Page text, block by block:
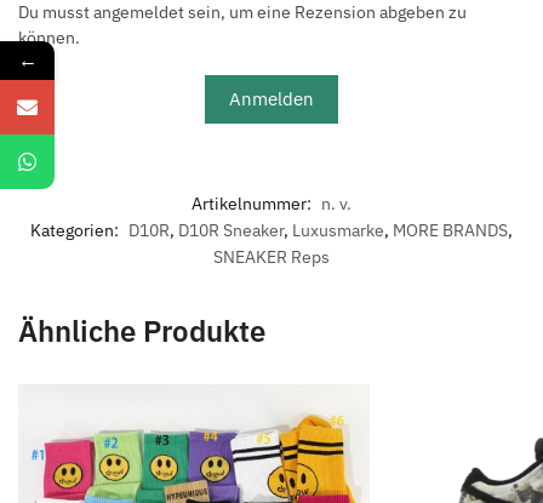
Du musst angemeldet sein, um eine Rezension abgeben zu
können.
Anmelden
Artikelnummer: n. v.
Kategorien: D10R, D10R Sneaker, Luxusmarke, MORE BRANDS,
SNEAKER Reps
Ähnliche Produkte
←